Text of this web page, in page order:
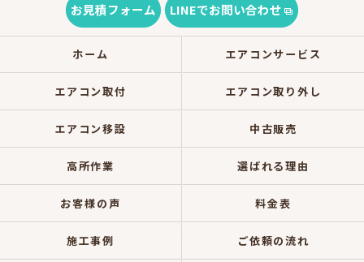
お見積フォーム LINEでお問い合わせ
ホーム エアコンサービス
エアコン取付 エアコン取り外し
エアコン移設 中古販売
高所作業 選ばれる理由
お客様の声 料金表
施工事例 ご依頼の流れ